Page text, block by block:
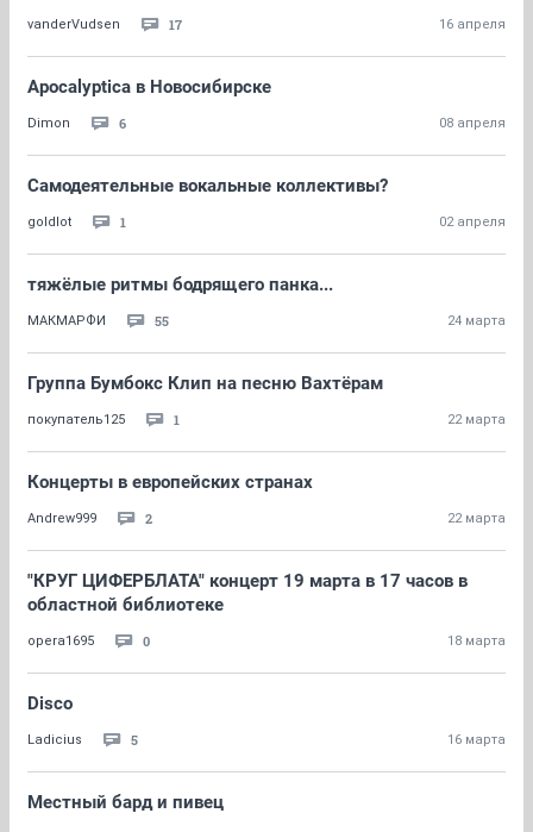
vanderVudsen 17 16 апреля
Apocalyptica в Новосибирске
Dimon 6 08 апреля
Самодеятельные вокальные коллективы?
goldlot 1 02 апреля
тяжёлые ритмы бодрящего панка...
МАКМАРФИ 55 24 марта
Группа Бумбокс Клип на песню Вахтёрам
покупатель125 1 22 марта
Концерты в европейских странах
Andrew999 2 22 марта
"КРУГ ЦИФЕРБЛАТА" концерт 19 марта в 17 часов в
областной библиотеке
opera1695 0 18 марта
Disco
Ladicius 5 16 марта
Местный бард и пивец